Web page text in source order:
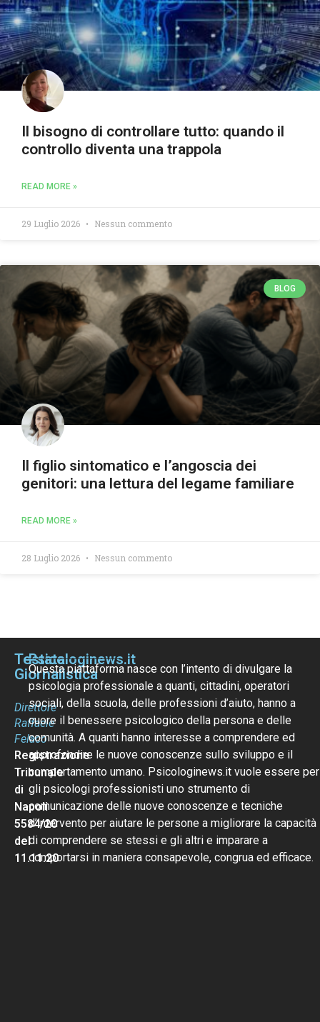
Il bisogno di controllare tutto: quando il
controllo diventa una trappola
READ MORE »
29 Luglio 2026 Nessun commento
BLOG
Il figlio sintomatico e l’angoscia dei
genitori: una lettura del legame familiare
READ MORE »
28 Luglio 2026 Nessun commento
Testata
Giornalistica
Direttore
Raffaele
Felaco
Registrazione
Tribunale
di
Napoli
5584/20
del
11.11.20
Psicologinews.it
Questa piattaforma nasce con l’intento di divulgare la
psicologia professionale a quanti, cittadini, operatori
sociali, della scuola, delle professioni d’aiuto, hanno a
cuore il benessere psicologico della persona e delle
comunità. A quanti hanno interesse a comprendere ed
approfondire le nuove conoscenze sullo sviluppo e il
comportamento umano. Psicologinews.it vuole essere per
gli psicologi professionisti uno strumento di
comunicazione delle nuove conoscenze e tecniche
d’intervento per aiutare le persone a migliorare la capacità
di comprendere se stessi e gli altri e imparare a
comportarsi in maniera consapevole, congrua ed efficace.